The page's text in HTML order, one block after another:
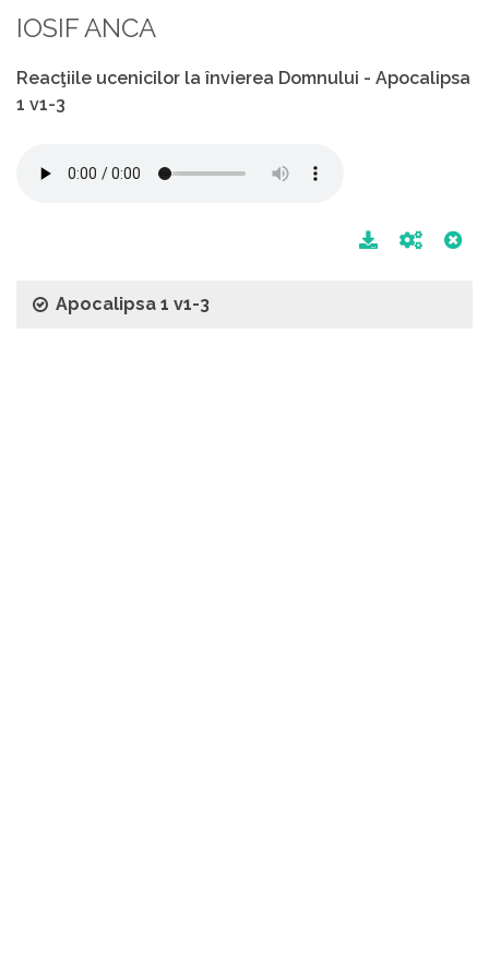
IOSIF ANCA
Reacţiile ucenicilor la învierea Domnului - Apocalipsa
1 v1-3
Apocalipsa 1 v1-3